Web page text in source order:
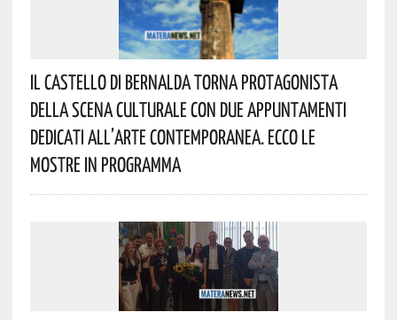
Il Castello Di Bernalda Torna Protagonista
Della Scena Culturale Con Due Appuntamenti
Dedicati All’arte Contemporanea. Ecco Le
Mostre In Programma